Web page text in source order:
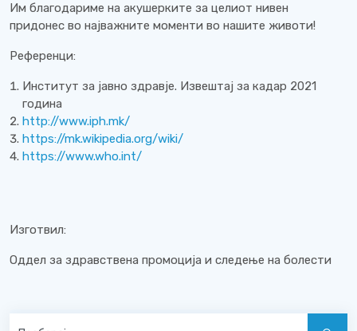
Им благодариме на акушерките за целиот нивен
придонес во најважните моменти во нашите животи!
Референци:
Институт за јавно здравје. Извештај за кадар 2021
година
http://www.iph.mk/
https://mk.wikipedia.org/wiki/
https://www.who.int/
Изготвил:
Оддел за здравствена промоција и следење на болести